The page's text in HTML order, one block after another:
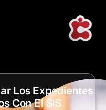
Los Expedientes
Con El SIS